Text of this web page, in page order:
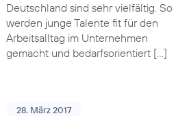
Deutschland sind sehr vielfältig. So
werden junge Talente fit für den
Arbeitsalltag im Unternehmen
gemacht und bedarfsorientiert […]
28. März 2017